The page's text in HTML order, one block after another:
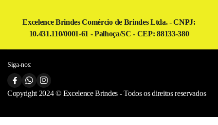
Excelence Brindes Comércio de Brindes Ltda. - CNPJ:
10.431.110/0001-61 - Palhoça/SC - CEP: 88133-380
Siga-nos:
Copyright 2024 © Excelence Brindes - Todos os direitos reservados